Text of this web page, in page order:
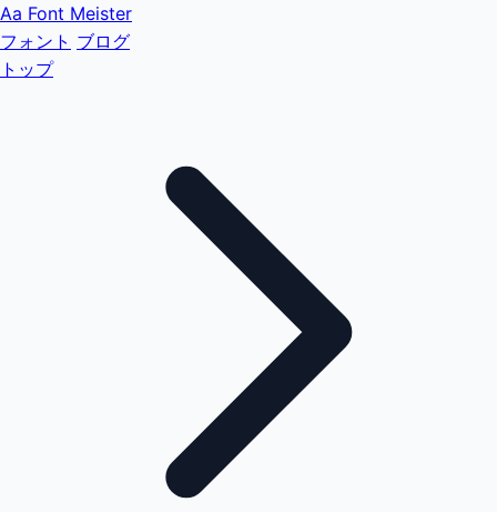
Aa Font Meister
フォント ブログ
トップ